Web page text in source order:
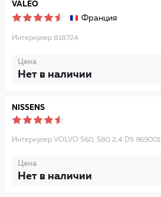
VALEO
Франция
Интеркулер 818724
Цена
Нет в наличии
NISSENS
Интеркулер VOLVO S60, S80 2.4 D5 969001
Цена
Нет в наличии